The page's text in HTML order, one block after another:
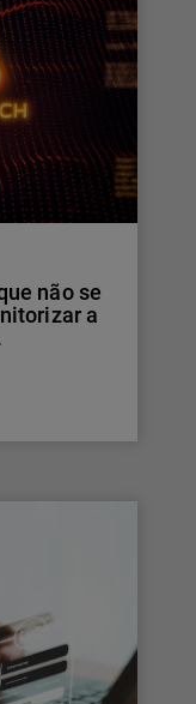
não se
a